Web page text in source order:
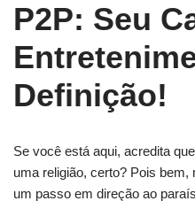
P2P: Seu
Definição!
Se você está aqui, acredita
uma religião, certo? Pois
um passo em direção ao